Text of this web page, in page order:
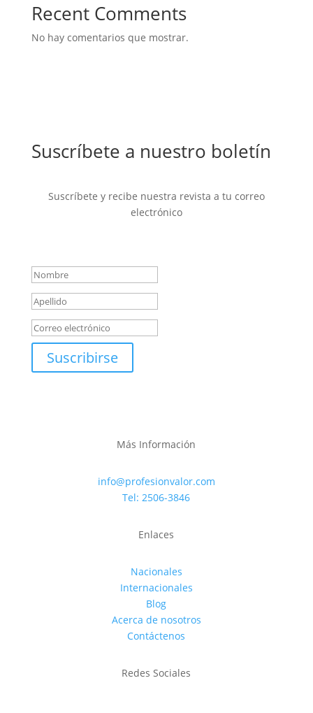
Recent Comments
No hay comentarios que mostrar.
Suscríbete a nuestro boletín
Suscríbete y recibe nuestra revista a tu correo
electrónico
Suscribirse
Más Información
info@profesionvalor.com
Tel: 2506-3846
Enlaces
Nacionales
Internacionales
Blog
Acerca de nosotros
Contáctenos
Redes Sociales